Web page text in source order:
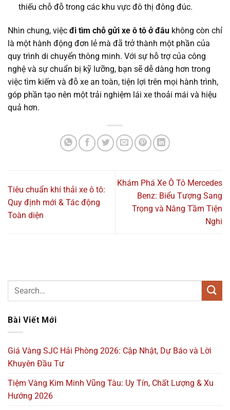
thiếu chỗ đỗ trong các khu vực đô thị đông đúc.
Nhìn chung, việc đi tìm chỗ gửi xe ô tô ở đâu không còn chỉ
là một hành động đơn lẻ mà đã trở thành một phần của
quy trình di chuyển thông minh. Với sự hỗ trợ của công
nghệ và sự chuẩn bị kỹ lưỡng, bạn sẽ dễ dàng hơn trong
việc tìm kiếm và đỗ xe an toàn, tiện lợi trên mọi hành trình,
góp phần tạo nên một trải nghiệm lái xe thoải mái và hiệu
quả hơn.
Tiêu chuẩn khí thải xe ô tô:
Quy định mới & Tác động
Toàn diện
Khám Phá Xe Ô Tô Mercedes
Benz: Biểu Tượng Sang
Trọng và Nâng Tầm Tiện
Nghi
Bài Viết Mới
Giá Vàng SJC Hải Phòng 2026: Cập Nhật, Dự Báo và Lời
Khuyên Đầu Tư
Tiệm Vàng Kim Minh Vũng Tàu: Uy Tín, Chất Lượng & Xu
Hướng 2026